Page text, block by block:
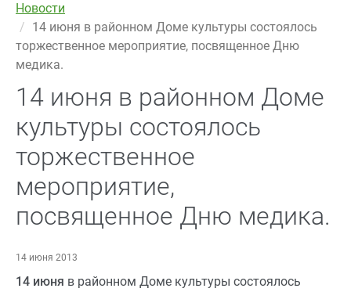
Новости
14 июня в районном Доме культуры состоялось
торжественное мероприятие, посвященное Дню
медика.
14 июня в районном Доме
культуры состоялось
торжественное
мероприятие,
посвященное Дню медика.
14 июня 2013
14 июня в районном Доме культуры состоялось